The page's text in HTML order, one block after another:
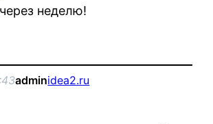
неделю!
adminidea2.ru